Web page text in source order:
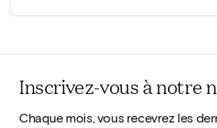
Inscrivez-vous à notre
Chaque mois, vous recevrez les